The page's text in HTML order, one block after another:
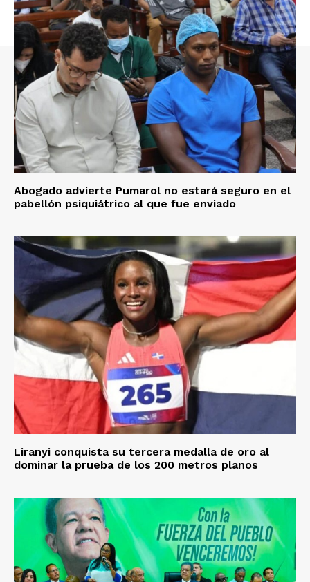
Abogado advierte Pumarol no estará seguro en el
pabellón psiquiátrico al que fue enviado
Liranyi conquista su tercera medalla de oro al
dominar la prueba de los 200 metros planos